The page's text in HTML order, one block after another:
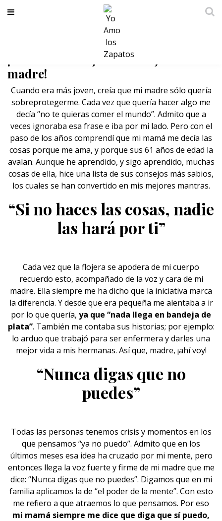
¿De dónde salieron mis mantras?
¡Pues de los mejores consejos de mi
madre!
Cuando era más joven, creía que mi madre sólo quería
sobreprotegerme. Cada vez que quería hacer algo me
decía “no te quieras comer el mundo”. Admito que a
veces ignoraba esa frase e iba por mi lado. Pero con el
paso de los años comprendí que mi mamá me decía las
cosas porque me ama, y porque sus 61 años de edad la
avalan. Aunque he aprendido, y sigo aprendido, muchas
cosas de ella, hice una lista de sus consejos más sabios,
los cuales se han convertido en mis mejores mantras.
“Si no haces las cosas, nadie
las hará por ti”
Cada vez que la flojera se apodera de mi cuerpo
recuerdo esto, acompañado de la voz y cara de mi
madre. Ella siempre me ha dicho que la iniciativa marca
la diferencia. Y desde que era pequeña me alentaba a ir
por lo que quería, ya que “nada llega en bandeja de
plata”. También me contaba sus historias; por ejemplo:
lo arduo que trabajó para ser enfermera y darles una
mejor vida a mis hermanas. Así que, madre, ¡ahí voy!
“Nunca digas que no
puedes”
Todas las personas tenemos crisis y momentos en los
que pensamos “ya no puedo”. Admito que en los
últimos meses esa idea ha cruzado por mi mente, pero
entonces llega la voz fuerte y firme de mi madre que me
dice: “Nunca digas que no puedes”. Digamos que en mi
familia aplicamos la de “el poder de la mente”. Con esto
me refiero a que atraemos lo que pensamos. Por eso
mi mamá siempre me dice que diga que sí puedo,